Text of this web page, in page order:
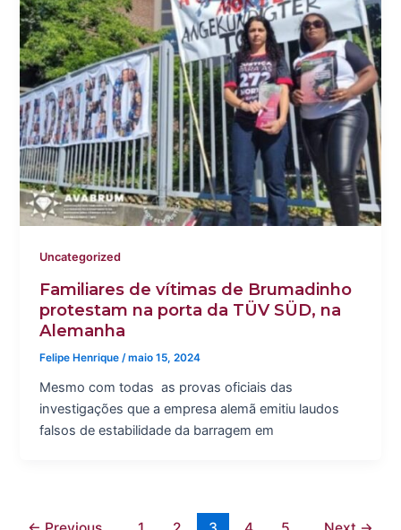
Uncategorized
Familiares de vítimas de Brumadinho
protestam na porta da TÜV SÜD, na
Alemanha
Felipe Henrique /maio 15, 2024
Mesmo com todas as provas oficiais das
investigações que a empresa alemã emitiu laudos
falsos de estabilidade da barragem em